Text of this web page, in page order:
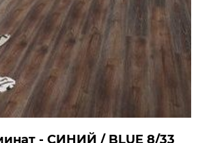
- СИНИЙ / BLUE 8/33